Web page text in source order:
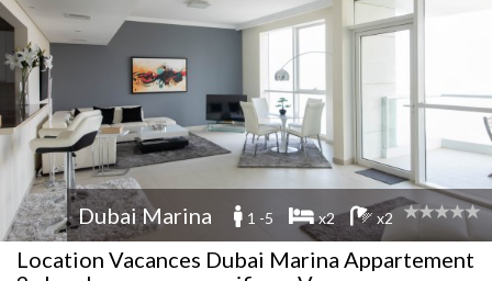
Dubai Marina 1 -5 x2 x2
Location Vacances Dubai Marina Appartement